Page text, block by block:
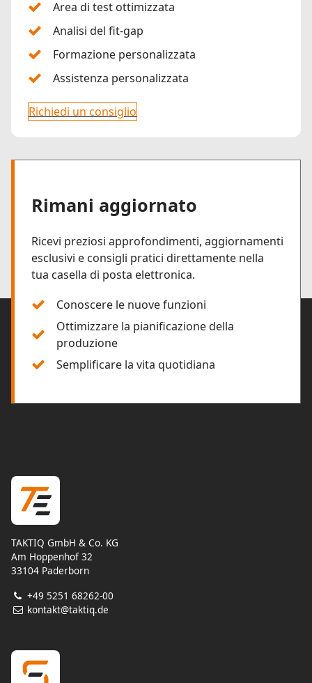
Area di test ottimizzata
Analisi del fit-gap
Formazione personalizzata
Assistenza personalizzata
Richiedi un consiglio
Rimani aggiornato
Ricevi preziosi approfondimenti, aggiornamenti
esclusivi e consigli pratici direttamente nella
tua casella di posta elettronica.
Conoscere le nuove funzioni
Ottimizzare la pianificazione della
produzione
Semplificare la vita quotidiana
TAKTIQ GmbH & Co. KG
Am Hoppenhof 32
33104 Paderborn
+49 5251 68262-00
kontakt@taktiq.de